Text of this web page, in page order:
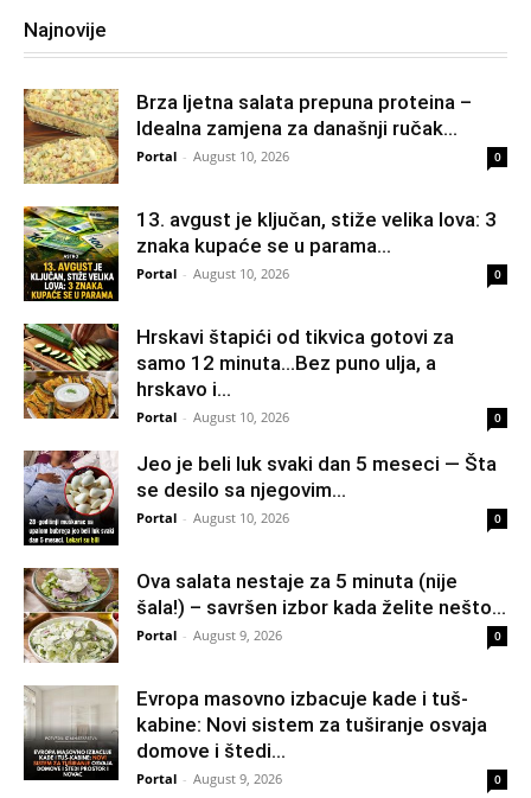
Najnovije
Brza ljetna salata prepuna proteina –
Idealna zamjena za današnji ručak…
Portal - August 10, 2026 0
13. avgust je ključan, stiže velika lova: 3
znaka kupaće se u parama…
Portal - August 10, 2026 0
Hrskavi štapići od tikvica gotovi za
samo 12 minuta…Bez puno ulja, a
hrskavo i...
Portal - August 10, 2026 0
Jeo je beli luk svaki dan 5 meseci — Šta
se desilo sa njegovim...
Portal - August 10, 2026 0
Ova salata nestaje za 5 minuta (nije
šala!) – savršen izbor kada želite nešto...
Portal - August 9, 2026 0
Evropa masovno izbacuje kade i tuš-
kabine: Novi sistem za tuširanje osvaja
domove i štedi...
Portal - August 9, 2026 0